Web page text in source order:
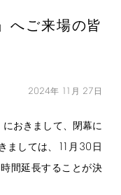
へご来場の皆
2024年 11 月 27 日
におきまして、閉幕に
ましては、
11 月 30 日
時間延長することが決